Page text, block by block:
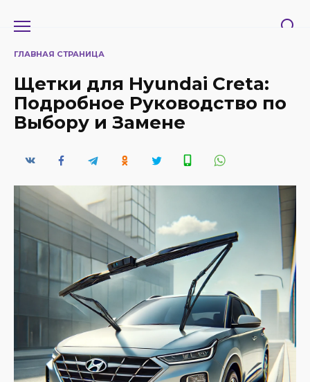
ГЛАВНАЯ СТРАНИЦА
Щетки для Hyundai Creta:
Подробное Руководство по
Выбору и Замене